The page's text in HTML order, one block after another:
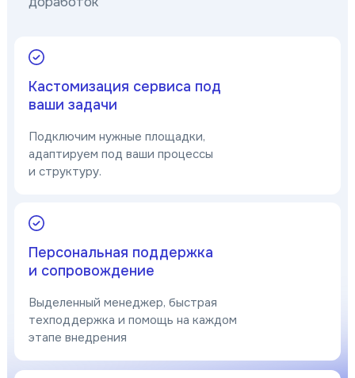
Подключим нужные площадки,
адаптируем под ваши процессы
и структуру.
Кастомизация сервиса под
ваши задачи
Выделенный менеджер, быстрая
техподдержка и помощь на каждом
этапе внедрения
Персональная поддержка
и сопровождение